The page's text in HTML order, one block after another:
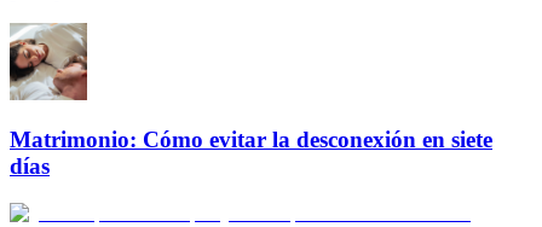
Matrimonio: Cómo evitar la desconexión en siete
días